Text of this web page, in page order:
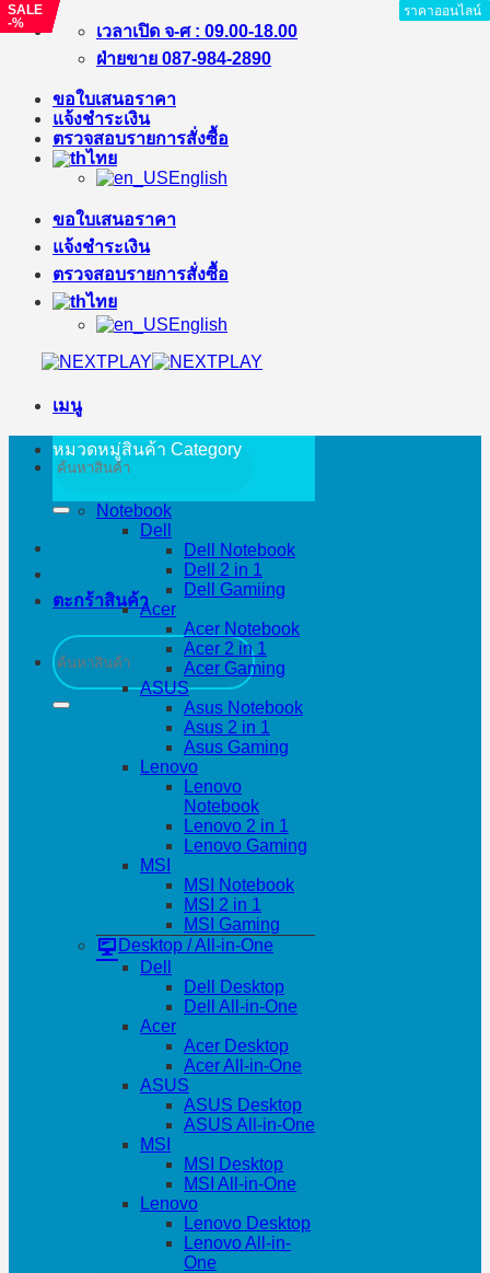
ข้าม
เนื้อหา
เวลาเปิด จ-ศ : 09.00-18.00
ฝ่ายขาย 087-984-2890
ขอใบเสนอราคา
แจ้งชำระเงิน
ตรวจสอบรายการสั่งซื้อ
ไทย
English
ขอใบเสนอราคา
แจ้งชำระเงิน
ตรวจสอบรายการสั่งซื้อ
ไทย
English
เมนู
ค้นหา:
ตะกร้าสินค้า
ค้นหา:
หมวดหมู่สินค้า Category
Notebook
Dell
Dell Notebook
Dell 2 in 1
Dell Gamiing
Acer
Acer Notebook
Acer 2 in 1
Acer Gaming
ASUS
Asus Notebook
Asus 2 in 1
Asus Gaming
Lenovo
Lenovo
Notebook
Lenovo 2 in 1
Lenovo Gaming
MSI
MSI Notebook
MSI 2 in 1
MSI Gaming
Desktop / All-in-One
Dell
Dell Desktop
Dell All-in-One
Acer
Acer Desktop
Acer All-in-One
ASUS
ASUS Desktop
ASUS All-in-One
MSI
MSI Desktop
MSI All-in-One
Lenovo
Lenovo Desktop
Lenovo All-in-
One
ราคาออนไลน์
SALE
-%
ราคาออนไลน์
ราคาออนไลน์
ราคาออนไลน์
SALE
-%
ราคาออนไลน์
SALE
-%
ราคาออนไลน์
SALE
-%
ราคาออนไลน์
SALE
-%
ราคาออนไลน์